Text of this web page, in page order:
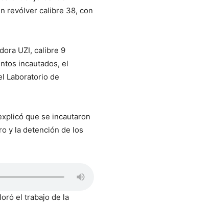
revólver calibre 38, con
UZI, calibre 9
incautados, el
Laboratorio de
que se incautaron
y la detención de los
el trabajo de la